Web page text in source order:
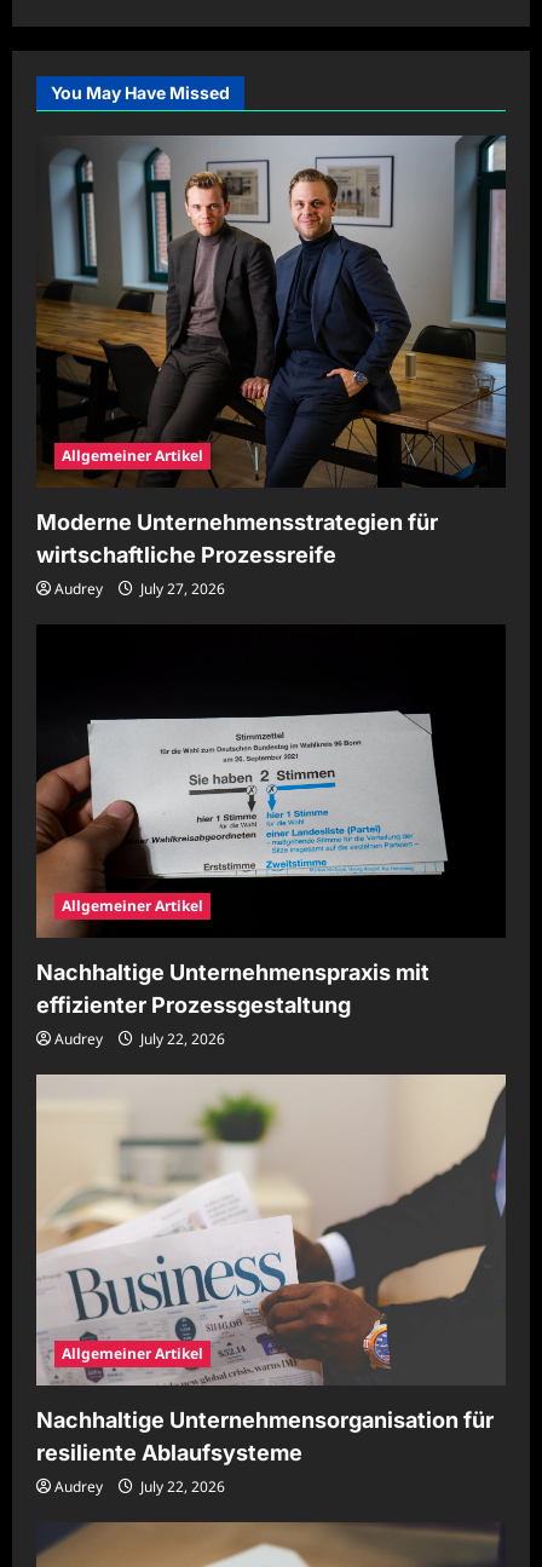
You May Have Missed
Allgemeiner Artikel
Moderne Unternehmensstrategien für
wirtschaftliche Prozessreife
Audrey July 27, 2026
Allgemeiner Artikel
Nachhaltige Unternehmenspraxis mit
effizienter Prozessgestaltung
Audrey July 22, 2026
Allgemeiner Artikel
Nachhaltige Unternehmensorganisation für
resiliente Ablaufsysteme
Audrey July 22, 2026